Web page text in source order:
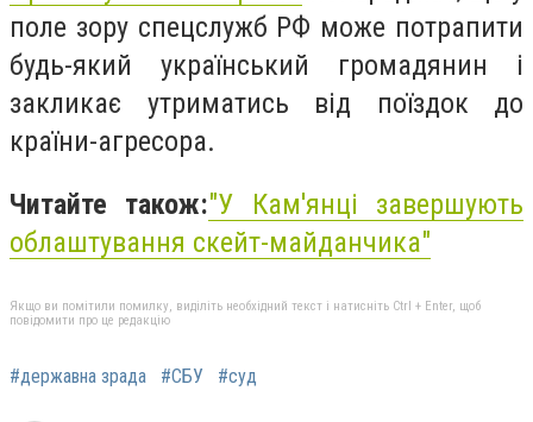
поле зору спецслужб РФ може потрапити
будь-який український громадянин і
закликає утриматись від поїздок до
країни-агресора.
Читайте також:"У Кам'янці завершують
облаштування скейт-майданчика"
Якщо ви помітили помилку, виділіть необхідний текст і натисніть Ctrl + Enter, щоб
повідомити про це редакцію
#державна зрада #СБУ #суд